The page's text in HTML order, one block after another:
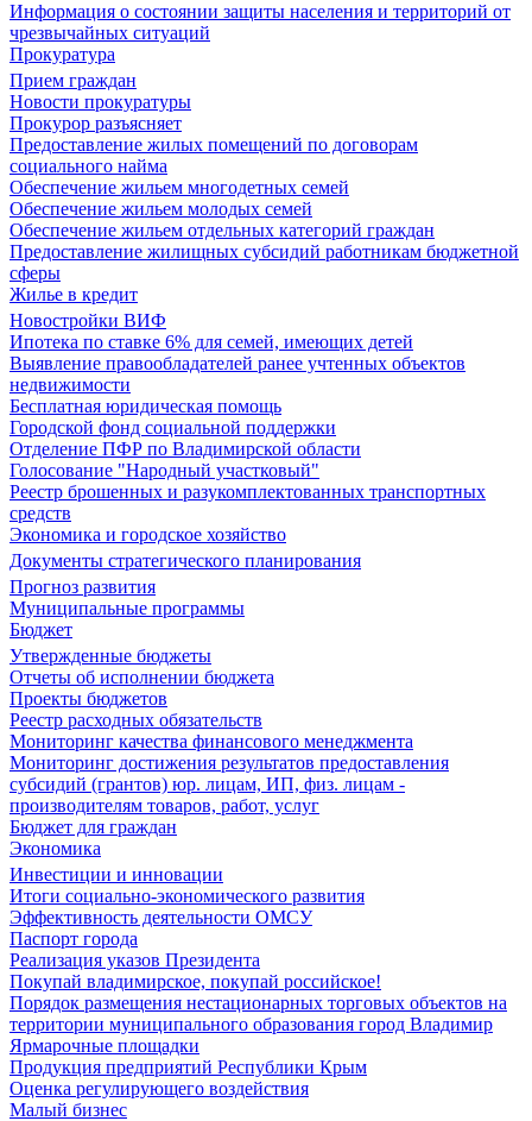
Информация о состоянии защиты населения и территорий от
чрезвычайных ситуаций
Прокуратура
Прием граждан
Новости прокуратуры
Прокурор разъясняет
Предоставление жилых помещений по договорам
социального найма
Обеспечение жильем многодетных семей
Обеспечение жильем молодых семей
Обеспечение жильем отдельных категорий граждан
Предоставление жилищных субсидий работникам бюджетной
сферы
Жилье в кредит
Новостройки ВИФ
Ипотека по ставке 6% для семей, имеющих детей
Выявление правообладателей ранее учтенных объектов
недвижимости
Бесплатная юридическая помощь
Городской фонд социальной поддержки
Отделение ПФР по Владимирской области
Голосование "Народный участковый"
Реестр брошенных и разукомплектованных транспортных
средств
Экономика и городское хозяйство
Документы стратегического планирования
Прогноз развития
Муниципальные программы
Бюджет
Утвержденные бюджеты
Отчеты об исполнении бюджета
Проекты бюджетов
Реестр расходных обязательств
Мониторинг качества финансового менеджмента
Мониторинг достижения результатов предоставления
субсидий (грантов) юр. лицам, ИП, физ. лицам -
производителям товаров, работ, услуг
Бюджет для граждан
Экономика
Инвестиции и инновации
Итоги социально-экономического развития
Эффективность деятельности ОМСУ
Паспорт города
Реализация указов Президента
Покупай владимирское, покупай российское!
Порядок размещения нестационарных торговых объектов на
территории муниципального образования город Владимир
Ярмарочные площадки
Продукция предприятий Республики Крым
Оценка регулирующего воздействия
Малый бизнес